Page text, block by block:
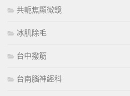
共軛焦顯微鏡
冰肌除毛
台中撥筋
台南腦神經科